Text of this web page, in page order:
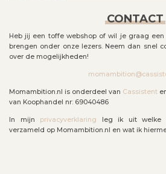
CONTACT
Heb jij een toffe webshop of wil je graag
brengen onder onze lezers. Neem dan snel
over de mogelijkheden!
Momambition.nl is onderdeel van Cassistent
van Koophandel nr: 69040486
In mijn privacyverklaring leg ik uit welke
verzameld op Momambition.nl en wat ik